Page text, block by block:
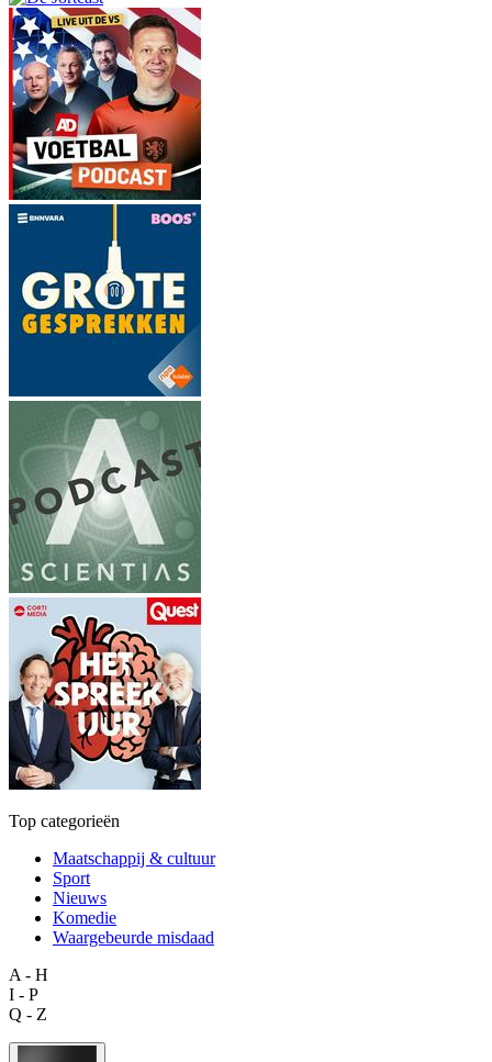
Top categorieën
Maatschappij & cultuur
Sport
Nieuws
Komedie
Waargebeurde misdaad
A - H
I - P
Q - Z